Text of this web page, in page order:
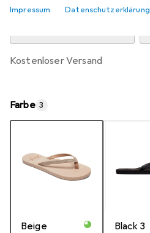
Impressum Datenschutzerklärung
kostenloser Versand
Farbe 3
Beige Black 3